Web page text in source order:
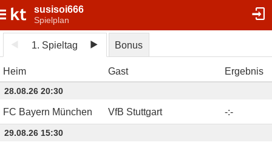
susisoi666
Spielplan
1. Spieltag Bonus
Heim Gast Ergebnis
28.08.26 20:30
FC Bayern München VfB Stuttgart -:-
29.08.26 15:30